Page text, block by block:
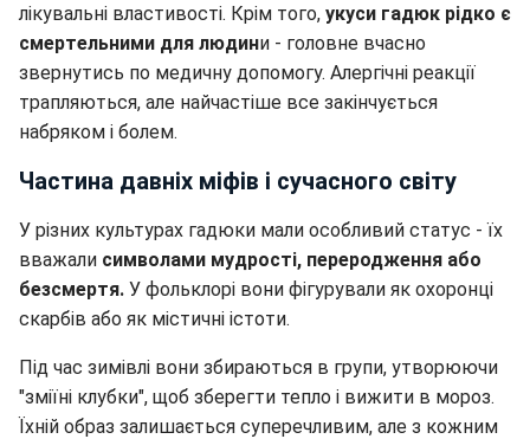
лікувальні властивості. Крім того, укуси гадюк рідко є
смертельними для людини - головне вчасно
звернутись по медичну допомогу. Алергічні реакції
трапляються, але найчастіше все закінчується
набряком і болем.
Частина давніх міфів і сучасного світу
У різних культурах гадюки мали особливий статус - їх
вважали символами мудрості, переродження або
безсмертя. У фольклорі вони фігурували як охоронці
скарбів або як містичні істоти.
Під час зимівлі вони збираються в групи, утворюючи
"зміїні клубки", щоб зберегти тепло і вижити в мороз.
Їхній образ залишається суперечливим, але з кожним